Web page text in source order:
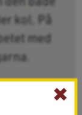
kol. På
med
✖